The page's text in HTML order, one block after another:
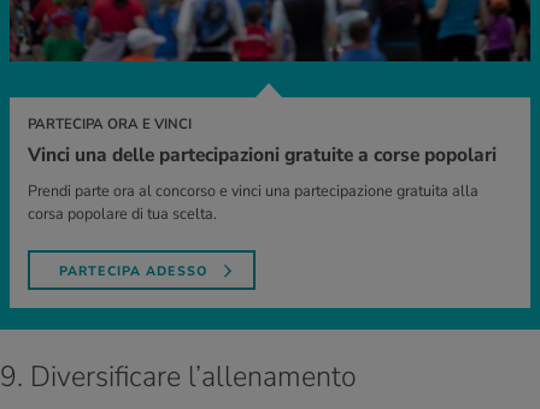
PARTECIPA ORA E VINCI
Vinci una delle partecipazioni gratuite a corse popolari
Prendi parte ora al concorso e vinci una partecipazione gratuita alla
corsa popolare di tua scelta.
PARTECIPA ADESSO
9. Diversificare l’allenamento